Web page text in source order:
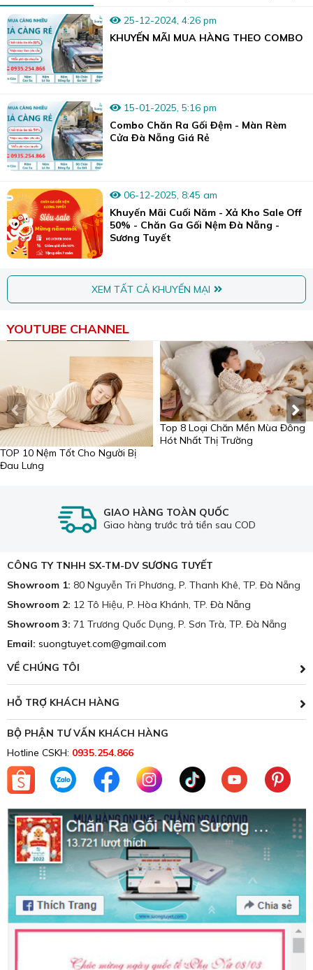
25-12-2024, 4:26 pm
KHUYẾN MÃI MUA HÀNG THEO COMBO
15-01-2025, 5:16 pm
Combo Chăn Ra Gối Đệm - Màn Rèm
Cửa Đà Nẵng Giá Rẻ
06-12-2025, 8:45 am
Khuyến Mãi Cuối Năm - Xả Kho Sale Off
50% - Chăn Ga Gối Nệm Đà Nẵng -
Sương Tuyết
XEM TẤT CẢ KHUYẾN MẠI
YOUTUBE CHANNEL
TOP 10 Nệm Tốt Cho Người Bị
Đau Lưng
Top 8 Loại Chăn Mền Mùa Đông
Hót Nhất Thị Trường
GIAO HÀNG TOÀN QUỐC
Giao hàng trước trả tiền sau COD
CÔNG TY TNHH SX-TM-DV SƯƠNG TUYẾT
Showroom 1: 80 Nguyễn Tri Phương, P. Thanh Khê, TP. Đà Nẵng
Showroom 2: 12 Tô Hiệu, P. Hòa Khánh, TP. Đà Nẵng
Showroom 3: 71 Trương Quốc Dụng, P. Sơn Trà, TP. Đà Nẵng
Email: suongtuyet.com@gmail.com
VỀ CHÚNG TÔI
HỖ TRỢ KHÁCH HÀNG
BỘ PHẬN TƯ VẤN KHÁCH HÀNG
Hotline CSKH: 0935.254.866